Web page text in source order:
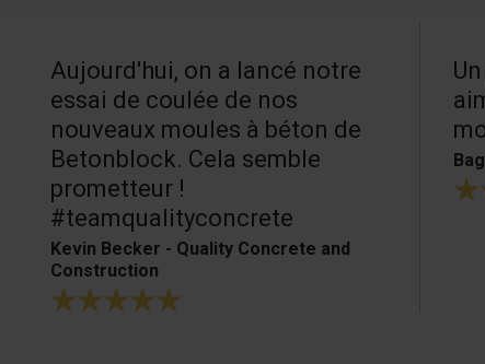
Aujourd'hui, on a lancé notre
essai de coulée de nos
nouveaux moules à béton de
Betonblock. Cela semble
prometteur !
#teamqualityconcrete
Kevin Becker - Quality Concrete and
Construction